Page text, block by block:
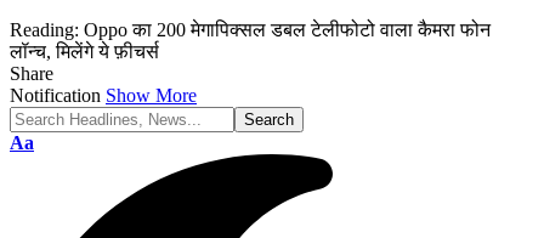
Reading: Oppo का 200 मेगापिक्सल डबल टेलीफोटो वाला कैमरा फोन
लॉन्च, मिलेंगे ये फ़ीचर्स
Share
Notification Show More
Font
Aa